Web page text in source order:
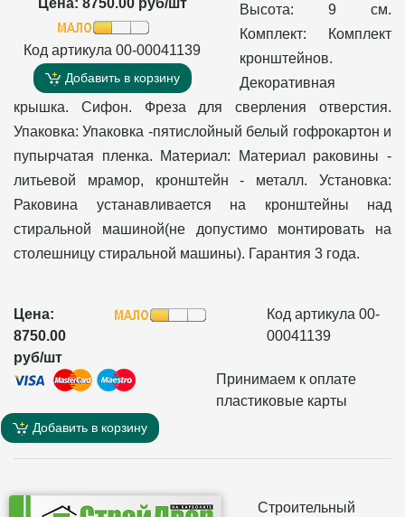
Цена: 8750.00 руб/шт
Код артикула 00-00041139
Добавить в корзину
Высота: 9 см.
Комплект: Комплект
кронштейнов.
Декоративная
крышка. Сифон. Фреза для сверления отверстия.
Упаковка: Упаковка -пятислойный белый гофрокартон и
пупырчатая пленка. Материал: Материал раковины -
литьевой мрамор, кронштейн - металл. Установка:
Раковина устанавливается на кронштейны над
стиральной машиной(не допустимо монтировать на
столешницу стиральной машины). Гарантия 3 года.
Цена:
8750.00
руб/шт
Код артикула 00-
00041139
Принимаем к оплате
пластиковые карты
Добавить в корзину
Строительный